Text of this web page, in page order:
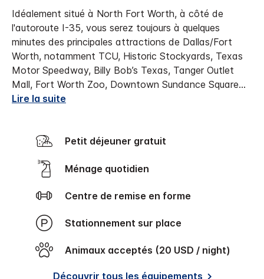
Idéalement situé à North Fort Worth, à côté de
l'autoroute I-35, vous serez toujours à quelques
minutes des principales attractions de Dallas/Fort
Worth, notamment TCU, Historic Stockyards, Texas
Motor Speedway, Billy Bob’s Texas, Tanger Outlet
Mall, Fort Worth Zoo, Downtown Sundance Square...
Lire la suite
Petit déjeuner gratuit
Ménage quotidien
Centre de remise en forme
Stationnement sur place
Animaux acceptés (20 USD / night)
Découvrir tous les équipements